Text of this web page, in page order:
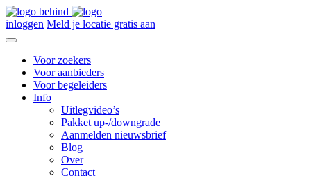
inloggen Meld je locatie gratis aan
Voor zoekers
Voor aanbieders
Voor begeleiders
Info
Uitlegvideo’s
Pakket up-/downgrade
Aanmelden nieuwsbrief
Blog
Over
Contact